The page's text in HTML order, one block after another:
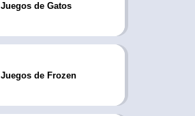
Juegos de Gatos
Juegos de Frozen